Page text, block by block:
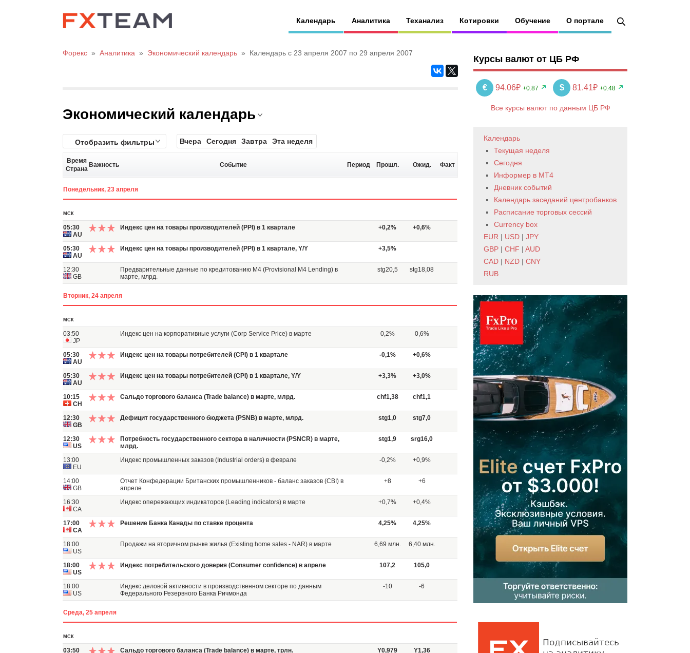
Календарь Аналитика Теханализ Котировки Обучение О портале
Форекс » Аналитика » Экономический календарь » Календарь с 23 апреля 2007 по 29 апреля 2007
Экономический календарь
Отобразить фильтры Вчера Сегодня Завтра Эта неделя
Время
Страна
Важность Событие Период Прошл. Ожид. Факт
Понедельник, 23 апреля
МСК
05:30
AU
Индекс цен на товары производителей (PPI) в 1 квартале +0,2% +0,6%
05:30
AU
Индекс цен на товары производителей (PPI) в 1 квартале, Y/Y +3,5%
12:30
GB
Предварительные данные по кредитованию М4 (Provisional M4 Lending) в
марте, млрд.
stg20,5 stg18,08
Вторник, 24 апреля
МСК
03:50
JP
Индекс цен на корпоративные услуги (Corp Service Price) в марте 0,2% 0,6%
05:30
AU
Индекс цен на товары потребителей (CPI) в 1 квартале -0,1% +0,6%
05:30
AU
Индекс цен на товары потребителей (CPI) в 1 квартале, Y/Y +3,3% +3,0%
10:15
CH
Сальдо торгового баланса (Trade balance) в марте, млрд. chf1,38 chf1,1
12:30
GB
Дефицит государственного бюджета (PSNB) в марте, млрд. stg1,0 stg7,0
12:30
US
Потребность государственного сектора в наличности (PSNCR) в марте,
млрд.
stg1,9 srg16,0
13:00
EU
Индекс промышленных заказов (Industrial orders) в феврале -0,2% +0,9%
14:00
GB
Отчет Конфедерации Британских промышленников - баланс заказов (CBI) в
апреле
+8 +6
16:30
CA
Индекс опережающих индикаторов (Leading indicators) в марте +0,7% +0,4%
17:00
CA
Решение Банка Канады по ставке процента 4,25% 4,25%
18:00
US
Продажи на вторичном рынке жилья (Existing home sales - NAR) в марте 6,69 млн. 6,40 млн.
18:00
US
Индекс потребительского доверия (Consumer confidence) в апреле 107,2 105,0
18:00
US
Индекс деловой активности в производственном секторе по данным
Федерального Резервного Банка Ричмонда
-10 -6
Среда, 25 апреля
МСК
03:50
Сальдо торгового баланса (Trade balance) в марте, трлн. Y0,979 Y1,36
Курсы валют от ЦБ РФ
€ 94.06₽ +0.87 $ 81.41₽ +0.48
Все курсы валют по данным ЦБ РФ
Календарь
Текущая неделя
Сегодня
Информер в MT4
Дневник событий
Календарь заседаний центробанков
Расписание торговых сессий
Currency box
EUR | USD | JPY
GBP | CHF | AUD
CAD | NZD | CNY
RUB